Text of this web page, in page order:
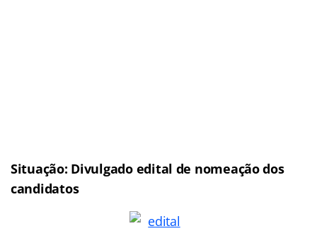
Situação: Divulgado edital de nomeação dos
candidatos